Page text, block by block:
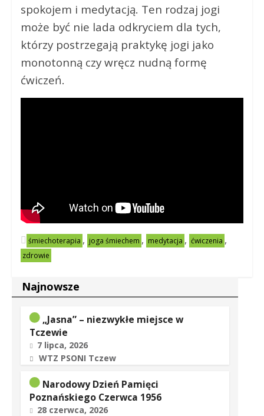
spokojem i medytacją. Ten rodzaj jogi
może być nie lada odkryciem dla tych,
którzy postrzegają praktykę jogi jako
monotonną czy wręcz nudną formę
ćwiczeń.
śmiechoterapia , joga śmiechem , medytacja , ćwiczenia ,
zdrowie
Najnowsze
„Jasna” – niezwykłe miejsce w
Tczewie
7 lipca, 2026
WTZ PSONI Tczew
Narodowy Dzień Pamięci
Poznańskiego Czerwca 1956
28 czerwca, 2026